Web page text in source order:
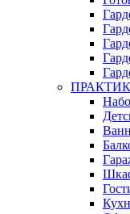
ПРАКТИК